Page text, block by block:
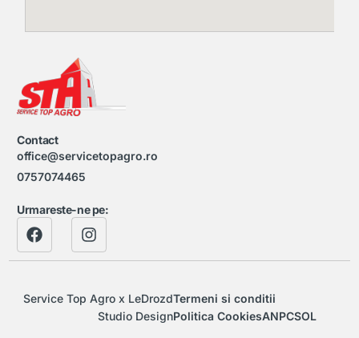
Contact
office@servicetopagro.ro
0757074465
Urmareste-ne pe:
Service Top Agro x LeDrozd
Studio Design
Termeni si conditii
Politica CookiesANPCSOL
Magazin Online